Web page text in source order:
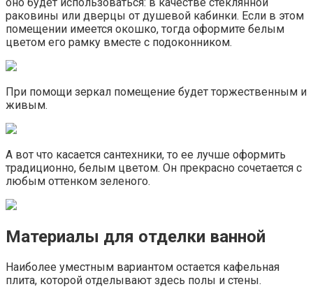
оно будет использоваться: в качестве стеклянной
раковины или дверцы от душевой кабинки. Если в этом
помещении имеется окошко, тогда оформите белым
цветом его рамку вместе с подоконником.
При помощи зеркал помещение будет торжественным и
живым.
А вот что касается сантехники, то ее лучше оформить
традиционно, белым цветом. Он прекрасно сочетается с
любым оттенком зеленого.
Материалы для отделки ванной
Наиболее уместным вариантом остается кафельная
плита, которой отделывают здесь полы и стены.